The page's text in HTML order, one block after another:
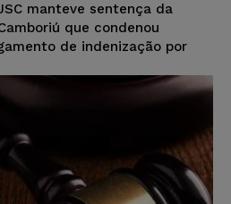
manteve sentença da
que condenou
de indenização por